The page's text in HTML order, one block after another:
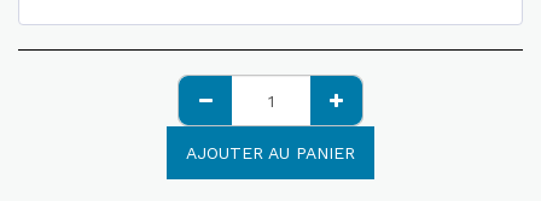
AJOUTER AU PANIER